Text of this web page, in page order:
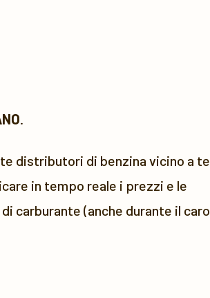
.
distributori di benzina vicino a te
in tempo reale i prezzi e le
carburante (anche durante il caro